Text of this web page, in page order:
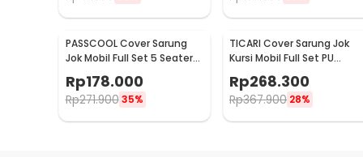
PASSCOOL Cover Sarung
Jok Mobil Full Set 5 Seater
Universal Kain - R30
Rp178.000
Rp271.900 35%
TICARI Cover Sarung Jok
Kursi Mobil Full Set PU
Leather Universal - R15
Rp268.300
Rp367.900 28%